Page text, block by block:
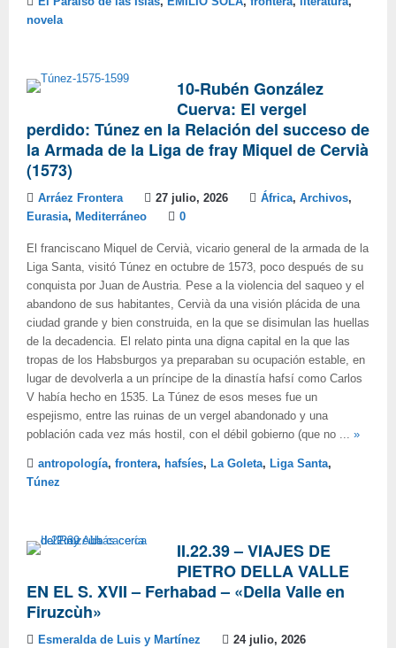
novela
10-Rubén González
Cuerva: El vergel
perdido: Túnez en la Relación del succeso de
la Armada de la Liga de fray Miquel de Cervià
(1573)
Arráez Frontera 27 julio, 2026 África, Archivos,
Eurasia, Mediterráneo 0
El franciscano Miquel de Cervià, vicario general de la armada de la
Liga Santa, visitó Túnez en octubre de 1573, poco después de su
conquista por Juan de Austria. Pese a la violencia del saqueo y el
abandono de sus habitantes, Cervià da una visión plácida de una
ciudad grande y bien construida, en la que se disimulan las huellas
de la decadencia. El relato pinta una digna capital en la que las
tropas de los Habsburgos ya preparaban su ocupación estable, en
lugar de devolverla a un príncipe de la dinastía hafsí como Carlos
V había hecho en 1535. La Túnez de esos meses fue un
espejismo, entre las ruinas de un vergel abandonado y una
población cada vez más hostil, con el débil gobierno (que no ... »
antropología, frontera, hafsíes, La Goleta, Liga Santa,
Túnez
II.22.39 – VIAJES DE
PIETRO DELLA VALLE
EN EL S. XVII – Ferhabad – «Della Valle en
Firuzcùh»
Esmeralda de Luis y Martínez
24 julio, 2026